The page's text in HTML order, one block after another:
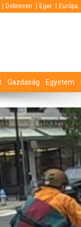
Debrecen Eger Európa
Gazdaság Egyetem